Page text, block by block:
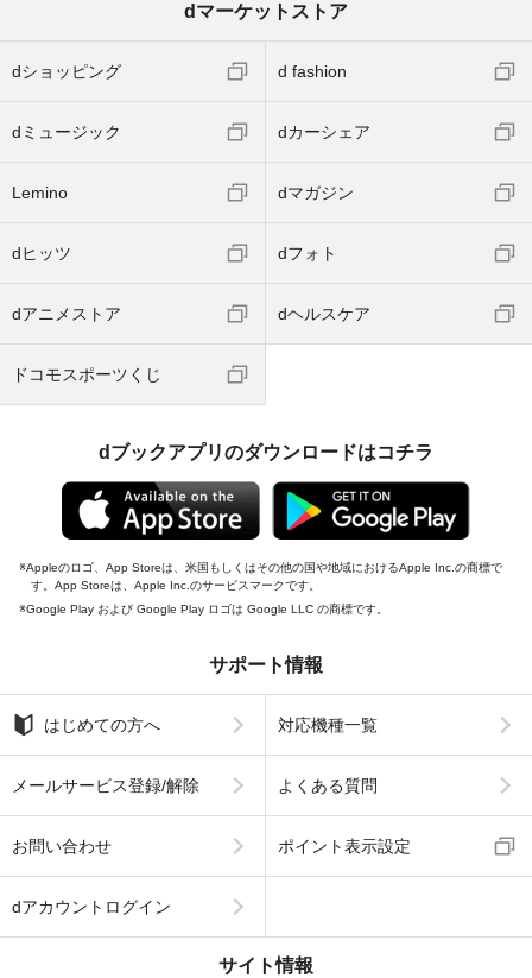
dマーケットストア
dショッピング d fashion
dミュージック dカーシェア
Lemino dマガジン
dヒッツ dフォト
dアニメストア dヘルスケア
ドコモスポーツくじ
dブックアプリのダウンロードはコチラ
Appleのロゴ、App Storeは、米国もしくはその他の国や地域におけるApple Inc.の商標で
す。App Storeは、Apple Inc.のサービスマークです。
Google Play および Google Play ロゴは Google LLC の商標です。
サポート情報
はじめての方へ 対応機種一覧
メールサービス登録/解除 よくある質問
お問い合わせ ポイント表示設定
dアカウントログイン
サイト情報